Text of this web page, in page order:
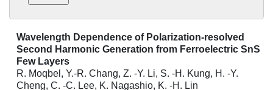
Wavelength Dependence of Polarization-resolved
Second Harmonic Generation from Ferroelectric SnS
Few Layers
R. Moqbel, Y.-R. Chang, Z. -Y. Li, S. -H. Kung, H. -Y.
Cheng, C. -C. Lee, K. Nagashio, K. -H. Lin